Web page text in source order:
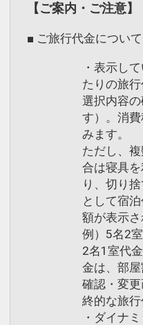
【ご案内・ご注意】
■ ご旅行代金について
・表示し
たりの旅
選択内容
す）。消
みます。
ただし、
合は寝具
り、切り
として宿
額が表示さ
例）5名2
2名1室代
金は、部
確認・変
終的な旅行
・ダイナ